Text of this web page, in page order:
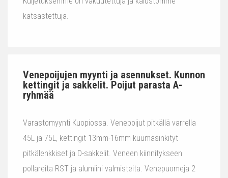
katsastettuja.
Venepoijujen myynti ja asennukset. Kunnon
kettingit ja sakkelit. Poijut parasta A-
ryhmää
Varastomyynti Kuopiossa. Venepoijut pitkällä varrella
45L ja 75L, kettingit 13mm-16mm kuumasinkityt
pitkälenkkiset ja D-sakkelit. Veneen kiinnitykseen
pollareita RST ja alumiini valmisteita. Venepuomeja 2